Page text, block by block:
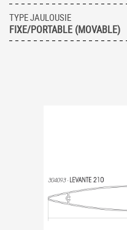
TYPE JAULOUSIE
FIXE/PORTABLE (MOVABLE)